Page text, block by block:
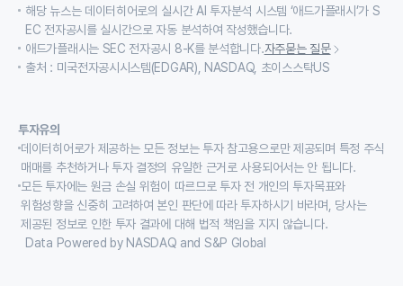
해당 뉴스는 데이터히어로의 실시간 AI 투자분석 시스템 ‘애드가플래시’가 S
EC 전자공시를 실시간으로 자동 분석하여 작성했습니다.
애드가플래시는 SEC 전자공시 8-K를 분석합니다.자주묻는 질문
출처 : 미국전자공시시스템(EDGAR), NASDAQ, 초이스스탁US
투자유의
데이터히어로가 제공하는 모든 정보는 투자 참고용으로만 제공되며 특정 주식
매매를 추천하거나 투자 결정의 유일한 근거로 사용되어서는 안 됩니다.
모든 투자에는 원금 손실 위험이 따르므로 투자 전 개인의 투자목표와
위험성향을 신중히 고려하여 본인 판단에 따라 투자하시기 바라며, 당사는
제공된 정보로 인한 투자 결과에 대해 법적 책임을 지지 않습니다.
Data Powered by NASDAQ and S&P Global